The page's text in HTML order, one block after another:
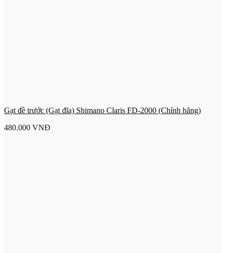
Gạt đề trước (Gạt đĩa) Shimano Claris FD-2000 (Chính hãng)
480.000 VNĐ